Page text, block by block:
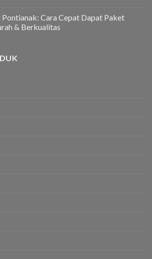
Pontianak: Cara Cepat Dapat Paket
& Berkualitas